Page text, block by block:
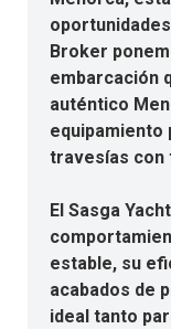
Broker
embarcación
auténtico
equipamiento
travesías con
El Sasga
estable, su
acabados de
ideal tanto